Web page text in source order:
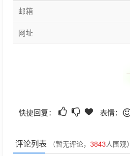
快捷回复： 表情：
评论列表 （暂无评论， 3843人围观）